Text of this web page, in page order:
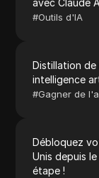
#Outils d'IA
Distillation de
intelligence
#Gagner de
Débloquez
Unis depuis
étape !